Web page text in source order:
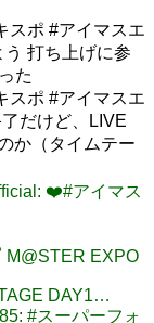
スポ #アイマスエ
打ち上げに参
た
スポ #アイマスエ
だけど、LIVE
か（タイムテー
❤️#アイマス
M@STER EXPO
DAY1…
#スーパーフォ